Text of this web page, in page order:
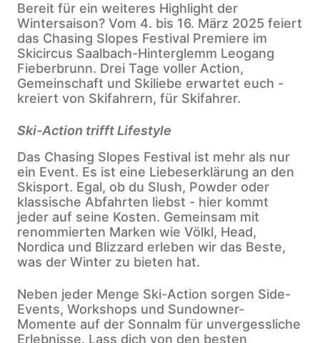
Bereit für ein weiteres Highlight der
Wintersaison? Vom 4. bis 16. März 2025 feiert
das Chasing Slopes Festival Premiere im
Skicircus Saalbach-Hinterglemm Leogang
Fieberbrunn. Drei Tage voller Action,
Gemeinschaft und Skiliebe erwartet euch -
kreiert von Skifahrern, für Skifahrer.
Ski-Action trifft Lifestyle
Das Chasing Slopes Festival ist mehr als nur
ein Event. Es ist eine Liebeserklärung an den
Skisport. Egal, ob du Slush, Powder oder
klassische Abfahrten liebst - hier kommt
jeder auf seine Kosten. Gemeinsam mit
renommierten Marken wie Völkl, Head,
Nordica und Blizzard erleben wir das Beste,
was der Winter zu bieten hat.
Neben jeder Menge Ski-Action sorgen Side-
Events, Workshops und Sundowner-
Momente auf der Sonnalm für unvergessliche
Erlebnisse. Lass dich von den besten